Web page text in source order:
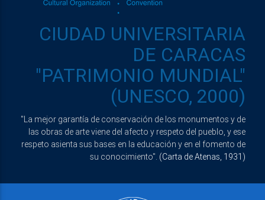
CIUDAD UNIVERSITARIA
DE CARACAS
"PATRIMONIO MUNDIAL"
(UNESCO, 2000)
"La mejor garantía de conservación de los monumentos y de
las obras de arte viene del afecto y respeto del pueblo, y ese
respeto asienta sus bases en la educación y en el fomento de
su conocimiento". (Carta de Atenas, 1931)